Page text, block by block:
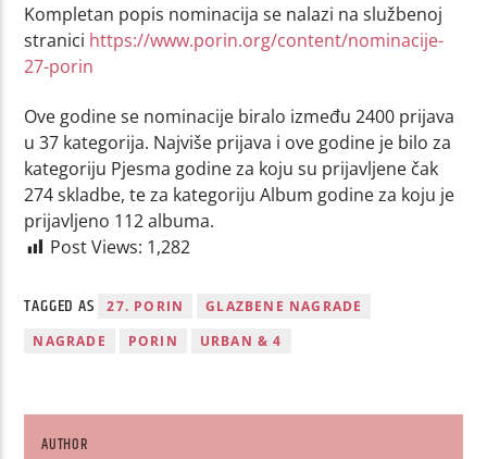
Kompletan popis nominacija se nalazi na službenoj
stranici https://www.porin.org/content/nominacije-
27-porin
Ove godine se nominacije biralo između 2400 prijava
u 37 kategorija. Najviše prijava i ove godine je bilo za
kategoriju Pjesma godine za koju su prijavljene čak
274 skladbe, te za kategoriju Album godine za koju je
prijavljeno 112 albuma.
Post Views: 1,282
TAGGED AS 27. PORIN
GLAZBENE NAGRADE
NAGRADE
PORIN URBAN & 4
AUTHOR